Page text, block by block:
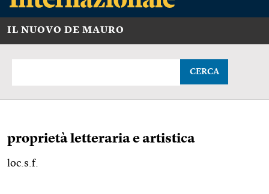
IL NUOVO DE MAURO
CERCA
proprietà letteraria e artistica
loc.s.f.